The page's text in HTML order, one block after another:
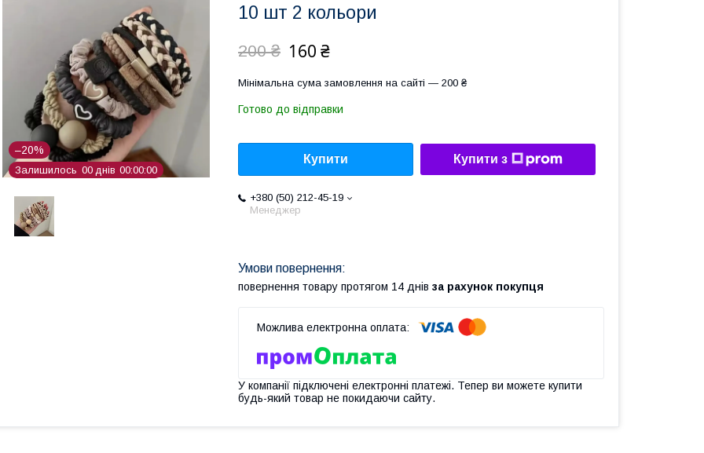
–20%
Залишилось 00 днів 00 00 00
10 шт 2 кольори
200 ₴ 160 ₴
Мінімальна сума замовлення на сайті — 200 ₴
Готово до відправки
Купити Купити з
+380 (50) 212-45-19
Менеджер
повернення товару протягом 14 днів за рахунок покупця
У компанії підключені електронні платежі. Тепер ви можете купити
будь-який товар не покидаючи сайту.